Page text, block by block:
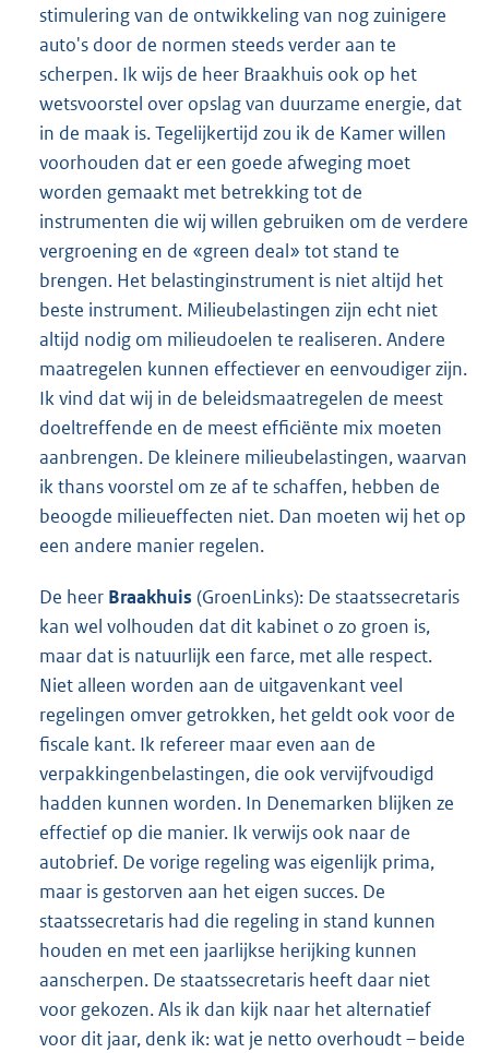
stimulering van de ontwikkeling van nog zuinigere
auto's door de normen steeds verder aan te
scherpen. Ik wijs de heer Braakhuis ook op het
wetsvoorstel over opslag van duurzame energie, dat
in de maak is. Tegelijkertijd zou ik de Kamer willen
voorhouden dat er een goede afweging moet
worden gemaakt met betrekking tot de
instrumenten die wij willen gebruiken om de verdere
vergroening en de «green deal» tot stand te
brengen. Het belastinginstrument is niet altijd het
beste instrument. Milieubelastingen zijn echt niet
altijd nodig om milieudoelen te realiseren. Andere
maatregelen kunnen effectiever en eenvoudiger zijn.
Ik vind dat wij in de beleidsmaatregelen de meest
doeltreffende en de meest efficiënte mix moeten
aanbrengen. De kleinere milieubelastingen, waarvan
ik thans voorstel om ze af te schaffen, hebben de
beoogde milieueffecten niet. Dan moeten wij het op
een andere manier regelen.
De heer Braakhuis (GroenLinks): De staatssecretaris
kan wel volhouden dat dit kabinet o zo groen is,
maar dat is natuurlijk een farce, met alle respect.
Niet alleen worden aan de uitgavenkant veel
regelingen omver getrokken, het geldt ook voor de
fiscale kant. Ik refereer maar even aan de
verpakkingenbelastingen, die ook vervijfvoudigd
hadden kunnen worden. In Denemarken blijken ze
effectief op die manier. Ik verwijs ook naar de
autobrief. De vorige regeling was eigenlijk prima,
maar is gestorven aan het eigen succes. De
staatssecretaris had die regeling in stand kunnen
houden en met een jaarlijkse herijking kunnen
aanscherpen. De staatssecretaris heeft daar niet
voor gekozen. Als ik dan kijk naar het alternatief
voor dit jaar, denk ik: wat je netto overhoudt – beide